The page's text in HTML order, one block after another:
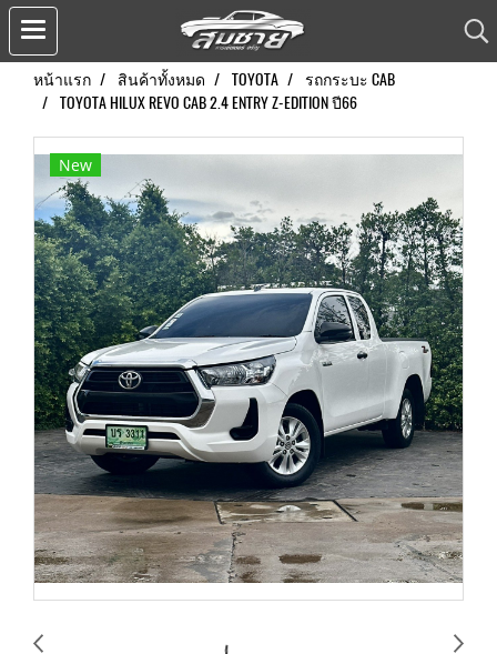
หน้าแรก สินค้าทั้งหมด TOYOTA
รถกระบะ CAB
TOYOTA HILUX REVO CAB 2.4 ENTRY Z-EDITION ปี66
New